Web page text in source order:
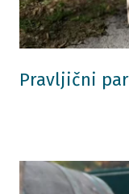
Pravljični